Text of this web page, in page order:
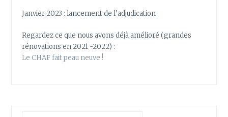
Janvier 2023 : lancement de l’adjudication
Regardez ce que nous avons déjà amélioré (grandes
rénovations en 2021 -2022) :
Le CHAF fait peau neuve !